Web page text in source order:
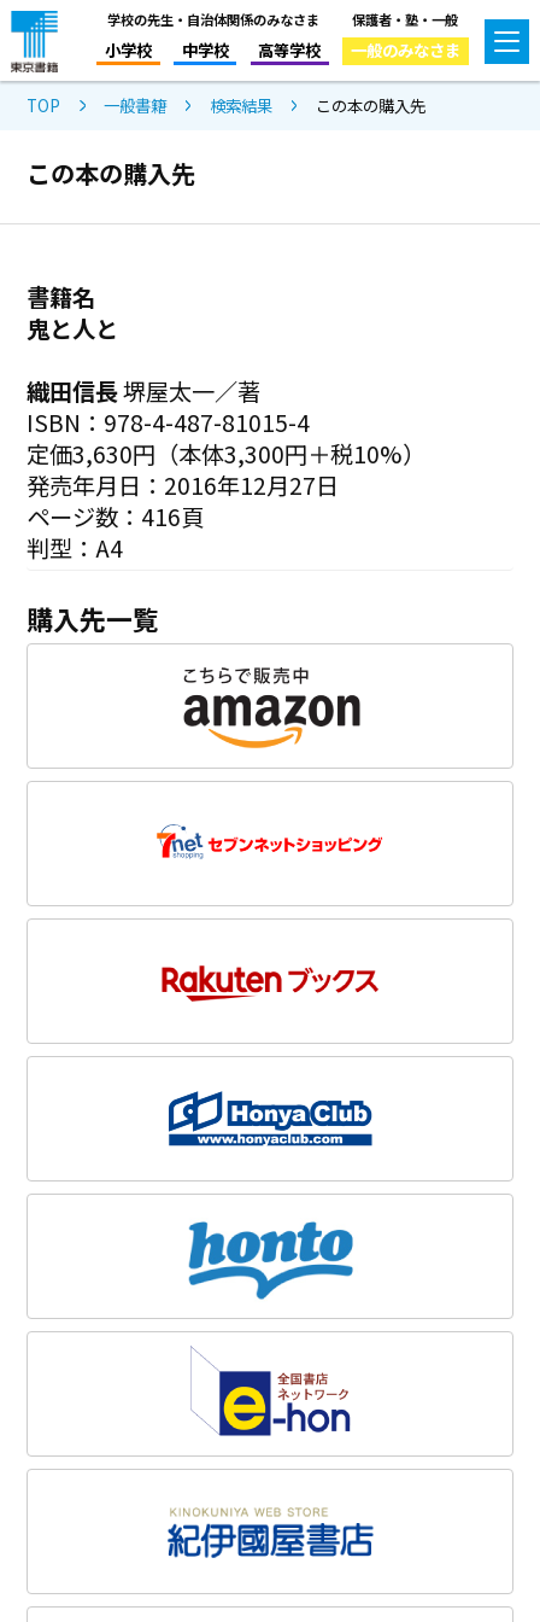
学校の先生・自治体関係のみなさま
小学校 中学校 高等学校
保護者・塾・一般
一般のみなさま
TOP 一般書籍 検索結果 この本の購入先
この本の購入先
書籍名
鬼と人と
織田信長堺屋太一／著
ISBN：978-4-487-81015-4
定価3,630円（本体3,300円＋税10%）
発売年月日：2016年12月27日
ページ数：416頁
判型：A4
購入先一覧